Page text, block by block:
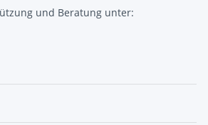
und Beratung unter: